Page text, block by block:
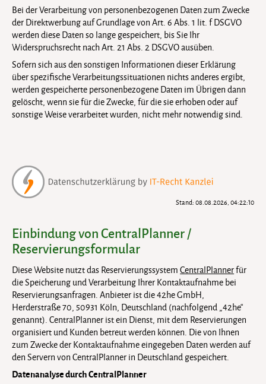
Bei der Verarbeitung von personenbezogenen Daten zum Zwecke
der Direktwerbung auf Grundlage von Art. 6 Abs. 1 lit. f DSGVO
werden diese Daten so lange gespeichert, bis Sie Ihr
Widerspruchsrecht nach Art. 21 Abs. 2 DSGVO ausüben.
Sofern sich aus den sonstigen Informationen dieser Erklärung
über spezifische Verarbeitungssituationen nichts anderes ergibt,
werden gespeicherte personenbezogene Daten im Übrigen dann
gelöscht, wenn sie für die Zwecke, für die sie erhoben oder auf
sonstige Weise verarbeitet wurden, nicht mehr notwendig sind.
Stand: 08.08.2026, 04:22:10
Einbindung von CentralPlanner /
Reservierungsformular
Diese Website nutzt das ReservierungssystemCentralPlannerfür
die Speicherung und Verarbeitung Ihrer Kontaktaufnahme bei
Reservierungsanfragen. Anbieter ist die 42he GmbH,
Herderstraße 70, 50931 Köln, Deutschland (nachfolgend „42he“
genannt). CentralPlanner ist ein Dienst, mit dem Reservierungen
organisiert und Kunden betreut werden können. Die von Ihnen
zum Zwecke der Kontaktaufnahme eingegeben Daten werden auf
den Servern von CentralPlanner in Deutschland gespeichert.
Datenanalyse durch CentralPlanner